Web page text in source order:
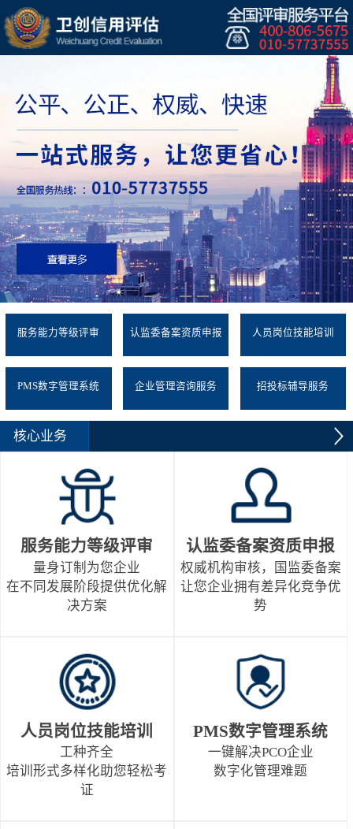
服务能力等级评审 认监委备案资质申报 人员岗位技能培训
PMS数字管理系统 企业管理咨询服务 招投标辅导服务
核心业务
服务能力等级评审
量身订制为您企业
在不同发展阶段提供优化解
决方案
认监委备案资质申报
权威机构审核，国监委备案
让您企业拥有差异化竞争优
势
人员岗位技能培训
工种齐全
培训形式多样化助您轻松考
证
PMS数字管理系统
一键解决PCO企业
数字化管理难题